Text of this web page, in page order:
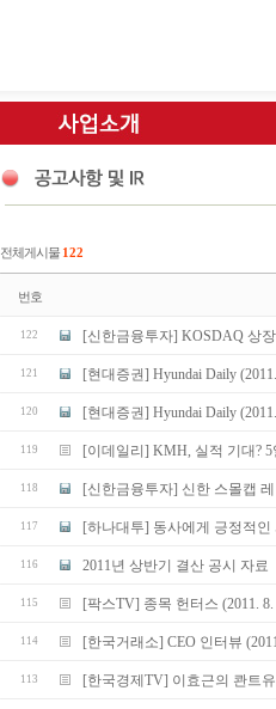
전체게시물 122
번호
122 [신한금융투자] KOSDAQ 상
121 [현대증권] Hyundai Daily
120 [현대증권] Hyundai Daily
119 [이데일리] KMH, 실적 기대? 5
118 [신한금융투자] 신한 스몰캡
117 [하나대투] 동사에게 긍정적
116 2011년 상반기 결산 공시 자료
115 [팍스TV] 종목 헌터스 (2011.
114 [한국거래소] CEO 인터뷰
113 [한국경제TV] 이효근의 콴트